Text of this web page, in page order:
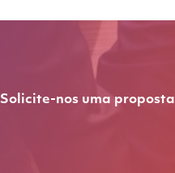
Solicite-nos uma proposta